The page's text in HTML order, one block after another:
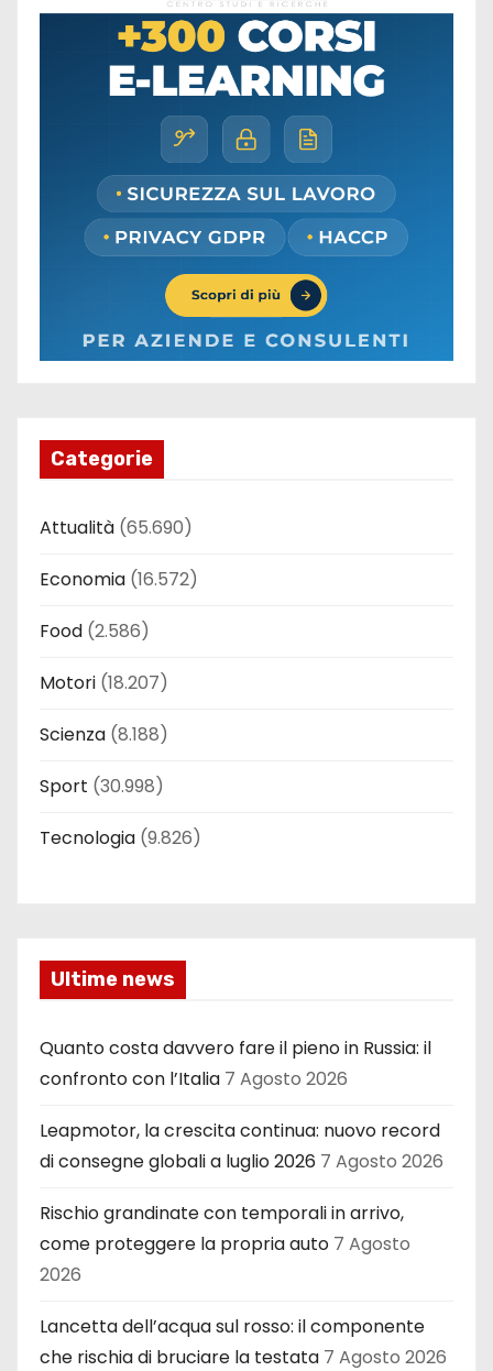
Categorie
Attualità (65.690)
Economia (16.572)
Food (2.586)
Motori (18.207)
Scienza (8.188)
Sport (30.998)
Tecnologia (9.826)
Ultime news
Quanto costa davvero fare il pieno in Russia: il
confronto con l’Italia 7 Agosto 2026
Leapmotor, la crescita continua: nuovo record
di consegne globali a luglio 2026 7 Agosto 2026
Rischio grandinate con temporali in arrivo,
come proteggere la propria auto 7 Agosto
2026
Lancetta dell’acqua sul rosso: il componente
che rischia di bruciare la testata 7 Agosto 2026